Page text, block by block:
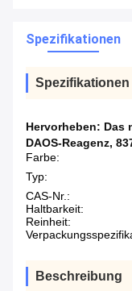
Spezifikationen
Spezifikationen
Hervorheben: Das
DAOS-Reagenz,
Farbe:
Typ:
CAS-Nr.:
Haltbarkeit:
Reinheit:
Beschreibung